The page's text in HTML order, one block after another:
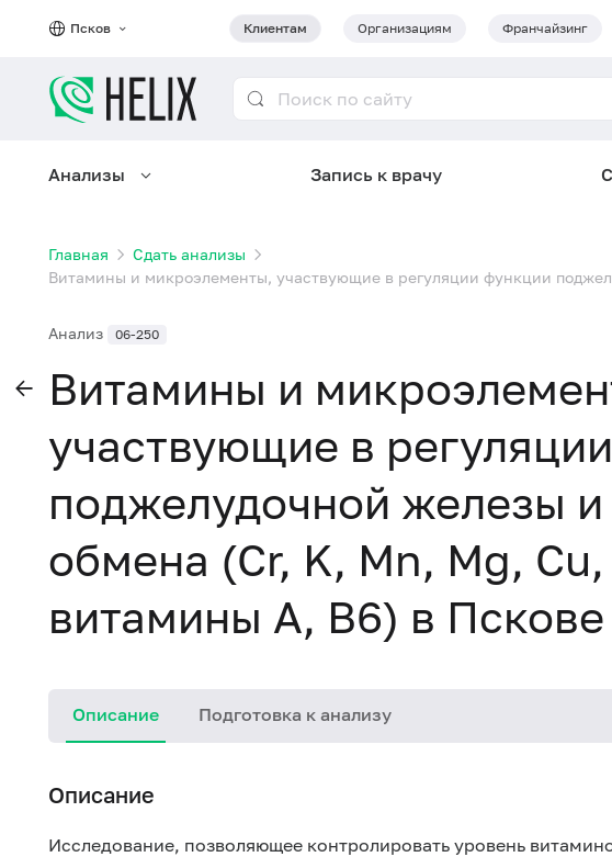
Псков Клиентам Организациям Франчайзинг
Анализы Запись к врачу
Главная
Сдать анализы
Витамины и микроэлементы, участвующие в регуляции функции
Анализ 06-250
Витамины и
участвующие в
поджелудочной железы и
обмена (Cr, K, Mn, Mg,
витамины A, B6) в Пскове
Описание Подготовка к анализу
Описание
Исследование, позволяющее контролировать уровень